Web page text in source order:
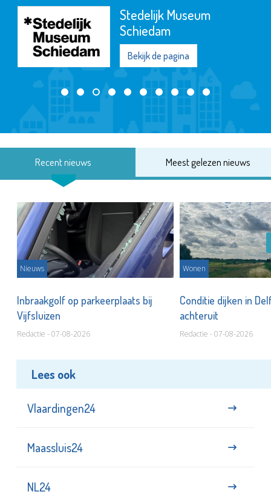
Stedelijk Museum
Schiedam
Bekijk de pagina
Recent nieuws Meest gelezen nieuws
Nieuws
Inbraakgolf op parkeerplaats bij
Vijfsluizen
Redactie - 07-08-2026
Wonen
Conditie dijken in
achteruit
Redactie - 07-08-2026
Lees ook
Vlaardingen24
Maassluis24
NL24